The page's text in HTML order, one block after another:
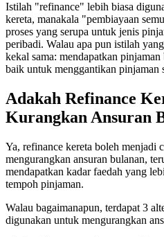
Istilah "refinance" lebih biasa
kereta, manakala "pembiayaan
proses yang serupa untuk jenis
peribadi. Walau apa pun istilah
kekal sama: mendapatkan
baik untuk menggantikan pinjaman
Adakah Refinance
Kurangkan Ansuran
Ya, refinance kereta boleh menjadi
mengurangkan ansuran bulanan,
mendapatkan kadar faedah yang
tempoh pinjaman.
Walau bagaimanapun, terdapat 3
digunakan untuk mengurangkan